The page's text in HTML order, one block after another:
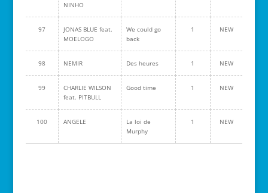
NINHO
97
JONAS BLUE feat.
MOELOGO
We could go
back
1 NEW
98 NEMIR Des heures 1 NEW
99
CHARLIE WILSON
feat. PITBULL
Good time 1 NEW
100 ANGELE
La loi de
Murphy
1 NEW